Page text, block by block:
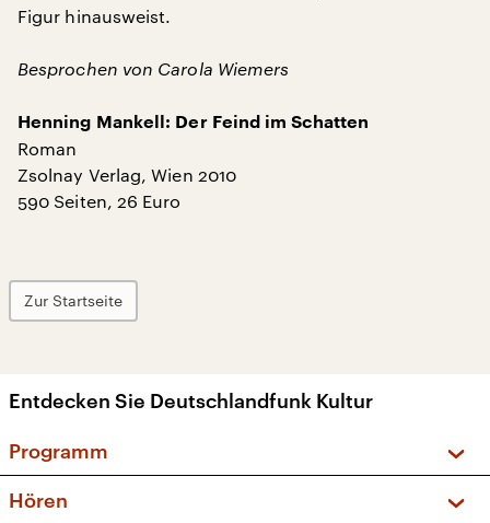
Figur hinausweist.
Besprochen von Carola Wiemers
Henning Mankell: Der Feind im Schatten
Roman
Zsolnay Verlag, Wien 2010
590 Seiten, 26 Euro
Zur Startseite
Entdecken Sie Deutschlandfunk Kultur
Programm
Hören